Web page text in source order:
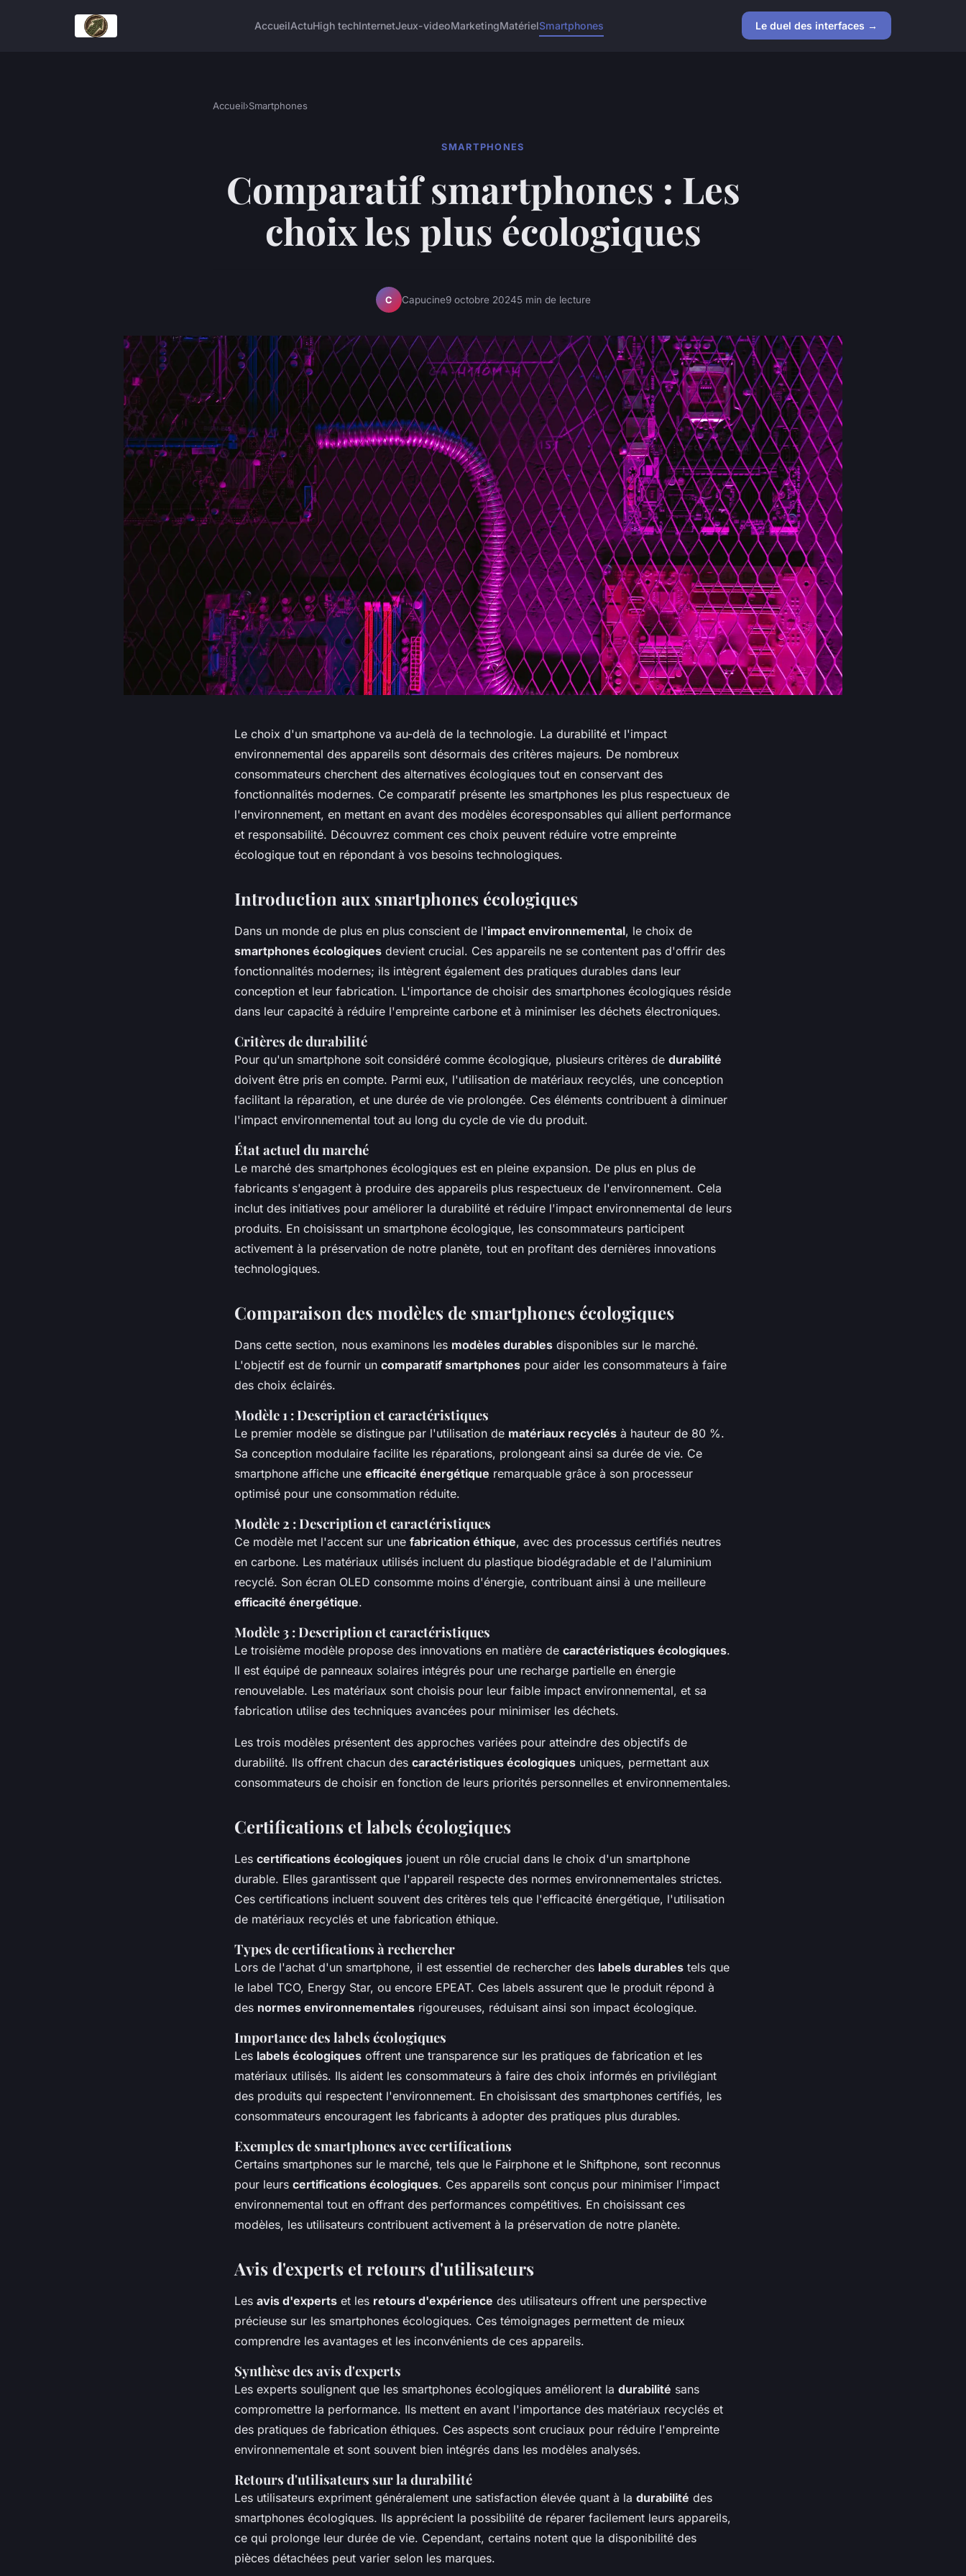
AccueilActuHigh techInternetJeux-videoMarketingMatérielSmartphones Le duel des interfaces →
Accueil›Smartphones
SMARTPHONES
Comparatif smartphones : Les
choix les plus écologiques
C Capucine9 octobre 20245 min de lecture
Le choix d'un smartphone va au-delà de la technologie. La durabilité et l'impact
environnemental des appareils sont désormais des critères majeurs. De nombreux
consommateurs cherchent des alternatives écologiques tout en conservant des
fonctionnalités modernes. Ce comparatif présente les smartphones les plus respectueux de
l'environnement, en mettant en avant des modèles écoresponsables qui allient performance
et responsabilité. Découvrez comment ces choix peuvent réduire votre empreinte
écologique tout en répondant à vos besoins technologiques.
Introduction aux smartphones écologiques
Dans un monde de plus en plus conscient de l'impact environnemental, le choix de
smartphones écologiques devient crucial. Ces appareils ne se contentent pas d'offrir des
fonctionnalités modernes; ils intègrent également des pratiques durables dans leur
conception et leur fabrication. L'importance de choisir des smartphones écologiques réside
dans leur capacité à réduire l'empreinte carbone et à minimiser les déchets électroniques.
Critères de durabilité
Pour qu'un smartphone soit considéré comme écologique, plusieurs critères de durabilité
doivent être pris en compte. Parmi eux, l'utilisation de matériaux recyclés, une conception
facilitant la réparation, et une durée de vie prolongée. Ces éléments contribuent à diminuer
l'impact environnemental tout au long du cycle de vie du produit.
État actuel du marché
Le marché des smartphones écologiques est en pleine expansion. De plus en plus de
fabricants s'engagent à produire des appareils plus respectueux de l'environnement. Cela
inclut des initiatives pour améliorer la durabilité et réduire l'impact environnemental de leurs
produits. En choisissant un smartphone écologique, les consommateurs participent
activement à la préservation de notre planète, tout en profitant des dernières innovations
technologiques.
Comparaison des modèles de smartphones écologiques
Dans cette section, nous examinons les modèles durables disponibles sur le marché.
L'objectif est de fournir un comparatif smartphones pour aider les consommateurs à faire
des choix éclairés.
Modèle 1 : Description et caractéristiques
Le premier modèle se distingue par l'utilisation de matériaux recyclés à hauteur de 80 %.
Sa conception modulaire facilite les réparations, prolongeant ainsi sa durée de vie. Ce
smartphone affiche une efficacité énergétique remarquable grâce à son processeur
optimisé pour une consommation réduite.
Modèle 2 : Description et caractéristiques
Ce modèle met l'accent sur une fabrication éthique, avec des processus certifiés neutres
en carbone. Les matériaux utilisés incluent du plastique biodégradable et de l'aluminium
recyclé. Son écran OLED consomme moins d'énergie, contribuant ainsi à une meilleure
efficacité énergétique.
Modèle 3 : Description et caractéristiques
Le troisième modèle propose des innovations en matière de caractéristiques écologiques.
Il est équipé de panneaux solaires intégrés pour une recharge partielle en énergie
renouvelable. Les matériaux sont choisis pour leur faible impact environnemental, et sa
fabrication utilise des techniques avancées pour minimiser les déchets.
Les trois modèles présentent des approches variées pour atteindre des objectifs de
durabilité. Ils offrent chacun des caractéristiques écologiques uniques, permettant aux
consommateurs de choisir en fonction de leurs priorités personnelles et environnementales.
Certifications et labels écologiques
Les certifications écologiques jouent un rôle crucial dans le choix d'un smartphone
durable. Elles garantissent que l'appareil respecte des normes environnementales strictes.
Ces certifications incluent souvent des critères tels que l'efficacité énergétique, l'utilisation
de matériaux recyclés et une fabrication éthique.
Types de certifications à rechercher
Lors de l'achat d'un smartphone, il est essentiel de rechercher des labels durables tels que
le label TCO, Energy Star, ou encore EPEAT. Ces labels assurent que le produit répond à
des normes environnementales rigoureuses, réduisant ainsi son impact écologique.
Importance des labels écologiques
Les labels écologiques offrent une transparence sur les pratiques de fabrication et les
matériaux utilisés. Ils aident les consommateurs à faire des choix informés en privilégiant
des produits qui respectent l'environnement. En choisissant des smartphones certifiés, les
consommateurs encouragent les fabricants à adopter des pratiques plus durables.
Exemples de smartphones avec certifications
Certains smartphones sur le marché, tels que le Fairphone et le Shiftphone, sont reconnus
pour leurs certifications écologiques. Ces appareils sont conçus pour minimiser l'impact
environnemental tout en offrant des performances compétitives. En choisissant ces
modèles, les utilisateurs contribuent activement à la préservation de notre planète.
Avis d'experts et retours d'utilisateurs
Les avis d'experts et les retours d'expérience des utilisateurs offrent une perspective
précieuse sur les smartphones écologiques. Ces témoignages permettent de mieux
comprendre les avantages et les inconvénients de ces appareils.
Synthèse des avis d'experts
Les experts soulignent que les smartphones écologiques améliorent la durabilité sans
compromettre la performance. Ils mettent en avant l'importance des matériaux recyclés et
des pratiques de fabrication éthiques. Ces aspects sont cruciaux pour réduire l'empreinte
environnementale et sont souvent bien intégrés dans les modèles analysés.
Retours d'utilisateurs sur la durabilité
Les utilisateurs expriment généralement une satisfaction élevée quant à la durabilité des
smartphones écologiques. Ils apprécient la possibilité de réparer facilement leurs appareils,
ce qui prolonge leur durée de vie. Cependant, certains notent que la disponibilité des
pièces détachées peut varier selon les marques.